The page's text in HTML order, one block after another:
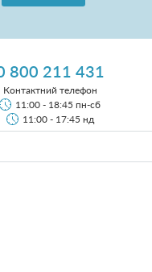
800 211 431
Контактний телефон
11:00 - 18:45 пн-сб
11:00 - 17:45 нд